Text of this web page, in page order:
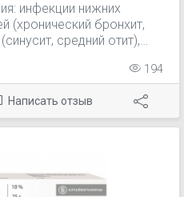
инфекции нижних
(хронический бронхит,
средний отит),
(в т.ч.
кожи и мягких тканей
фурункулы). Для
инфекций переднего
194
Написать отзыв